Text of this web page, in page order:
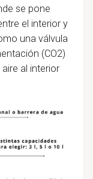
se pone
el interior y
una válvula
(CO2)
al interior